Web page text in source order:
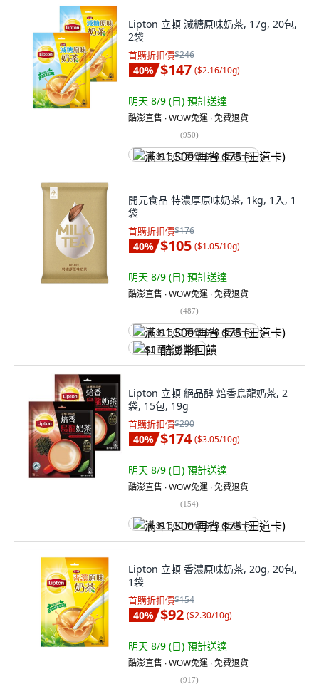
Lipton 立頓 減糖原味奶茶, 17g, 20包,
2袋
首購折扣價$246
40% $147 ($2.16/10g)
明天 8/9 (日) 預計送達
酷澎直售 ∙ WOW免運 ∙ 免費退貨
(950)
满 $1,500 再省 $75 (王道卡)
開元食品 特濃厚原味奶茶, 1kg, 1入, 1
袋
首購折扣價$176
40% $105 ($1.05/10g)
明天 8/9 (日) 預計送達
酷澎直售 ∙ WOW免運 ∙ 免費退貨
(487)
满 $1,500 再省 $75 (王道卡)
$1 酷澎幣回饋
Lipton 立頓 絕品醇 焙香烏龍奶茶, 2
袋, 15包, 19g
首購折扣價$290
40% $174 ($3.05/10g)
明天 8/9 (日) 預計送達
酷澎直售 ∙ WOW免運 ∙ 免費退貨
(154)
满 $1,500 再省 $75 (王道卡)
Lipton 立頓 香濃原味奶茶, 20g, 20包,
1袋
首購折扣價$154
40% $92 ($2.30/10g)
明天 8/9 (日) 預計送達
酷澎直售 ∙ WOW免運 ∙ 免費退貨
(917)